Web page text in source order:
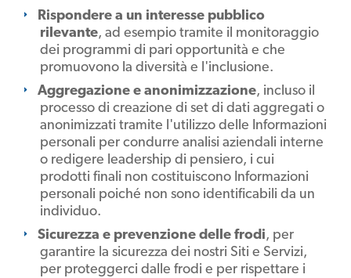
Rispondere a un interesse pubblico
rilevante, ad esempio tramite il monitoraggio
dei programmi di pari opportunità e che
promuovono la diversità e l'inclusione.
Aggregazione e anonimizzazione, incluso il
processo di creazione di set di dati aggregati o
anonimizzati tramite l'utilizzo delle Informazioni
personali per condurre analisi aziendali interne
o redigere leadership di pensiero, i cui
prodotti finali non costituiscono Informazioni
personali poiché non sono identificabili da un
individuo.
Sicurezza e prevenzione delle frodi, per
garantire la sicurezza dei nostri Siti e Servizi,
per proteggerci dalle frodi e per rispettare i